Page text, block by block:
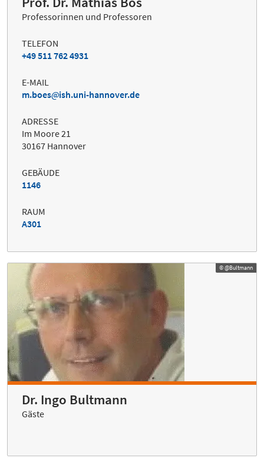
Professorinnen und Professoren
TELEFON
+49 511 762 4931
E-MAIL
m.boes
ish.uni-hannover.de
ADRESSE
Im Moore 21
30167 Hannover
GEBÄUDE
1146
RAUM
A301
© @Bultmann
Dr. Ingo Bultmann
Gäste